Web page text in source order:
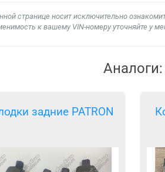
странице носит исключительно
к вашему VIN-номеру уточняйте у
Аналоги:
задние PATRON